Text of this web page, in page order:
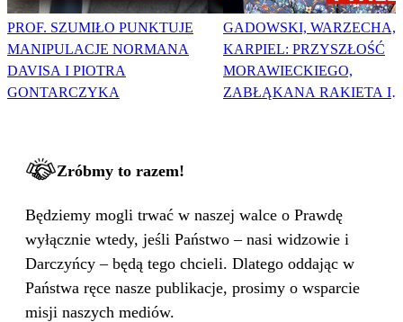
PROF. SZUMIŁO PUNKTUJE
MANIPULACJE NORMANA
DAVISA I PIOTRA
GONTARCZYKA
GADOWSKI, WARZECHA,
KARPIEL: PRZYSZŁOŚĆ
MORAWIECKIEGO,
ZABŁĄKANA RAKIETA I
Zróbmy to razem!
Będziemy mogli trwać w naszej walce o Prawdę
wyłącznie wtedy, jeśli Państwo – nasi widzowie i
Darczyńcy – będą tego chcieli. Dlatego oddając w
Państwa ręce nasze publikacje, prosimy o wsparcie
misji naszych mediów.